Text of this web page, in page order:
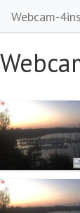
Webcam-